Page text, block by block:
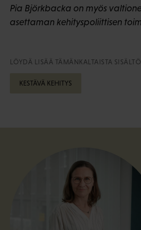
Pia Björkbacka on myös
asettaman kehityspoliittisen
LÖYDÄ LISÄÄ TÄMÄNKALTAISTA
KESTÄVÄ KEHITYS